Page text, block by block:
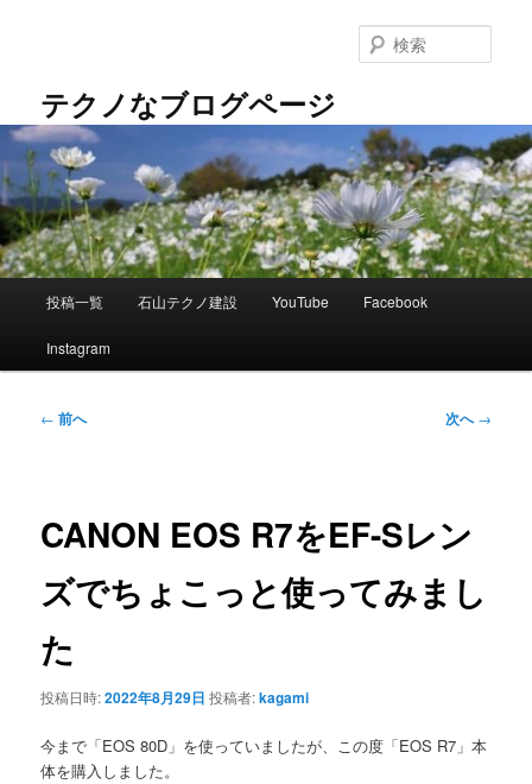
テ
ン
ツ
へ
移
動
テクノなブログページ
索
メ
投稿一覧 石山テクノ建設 YouTube Facebook
Instagram
投
ー
ョ
ン
← 前へ 次へ→
CANON EOS R7をEF-Sレン
ズでちょこっと使ってみまし
た
投稿日時:2022年8月29日 投稿者:kagami
今まで「EOS 80D」を使っていましたが、この度「EOS R7」本
体を購入しました。